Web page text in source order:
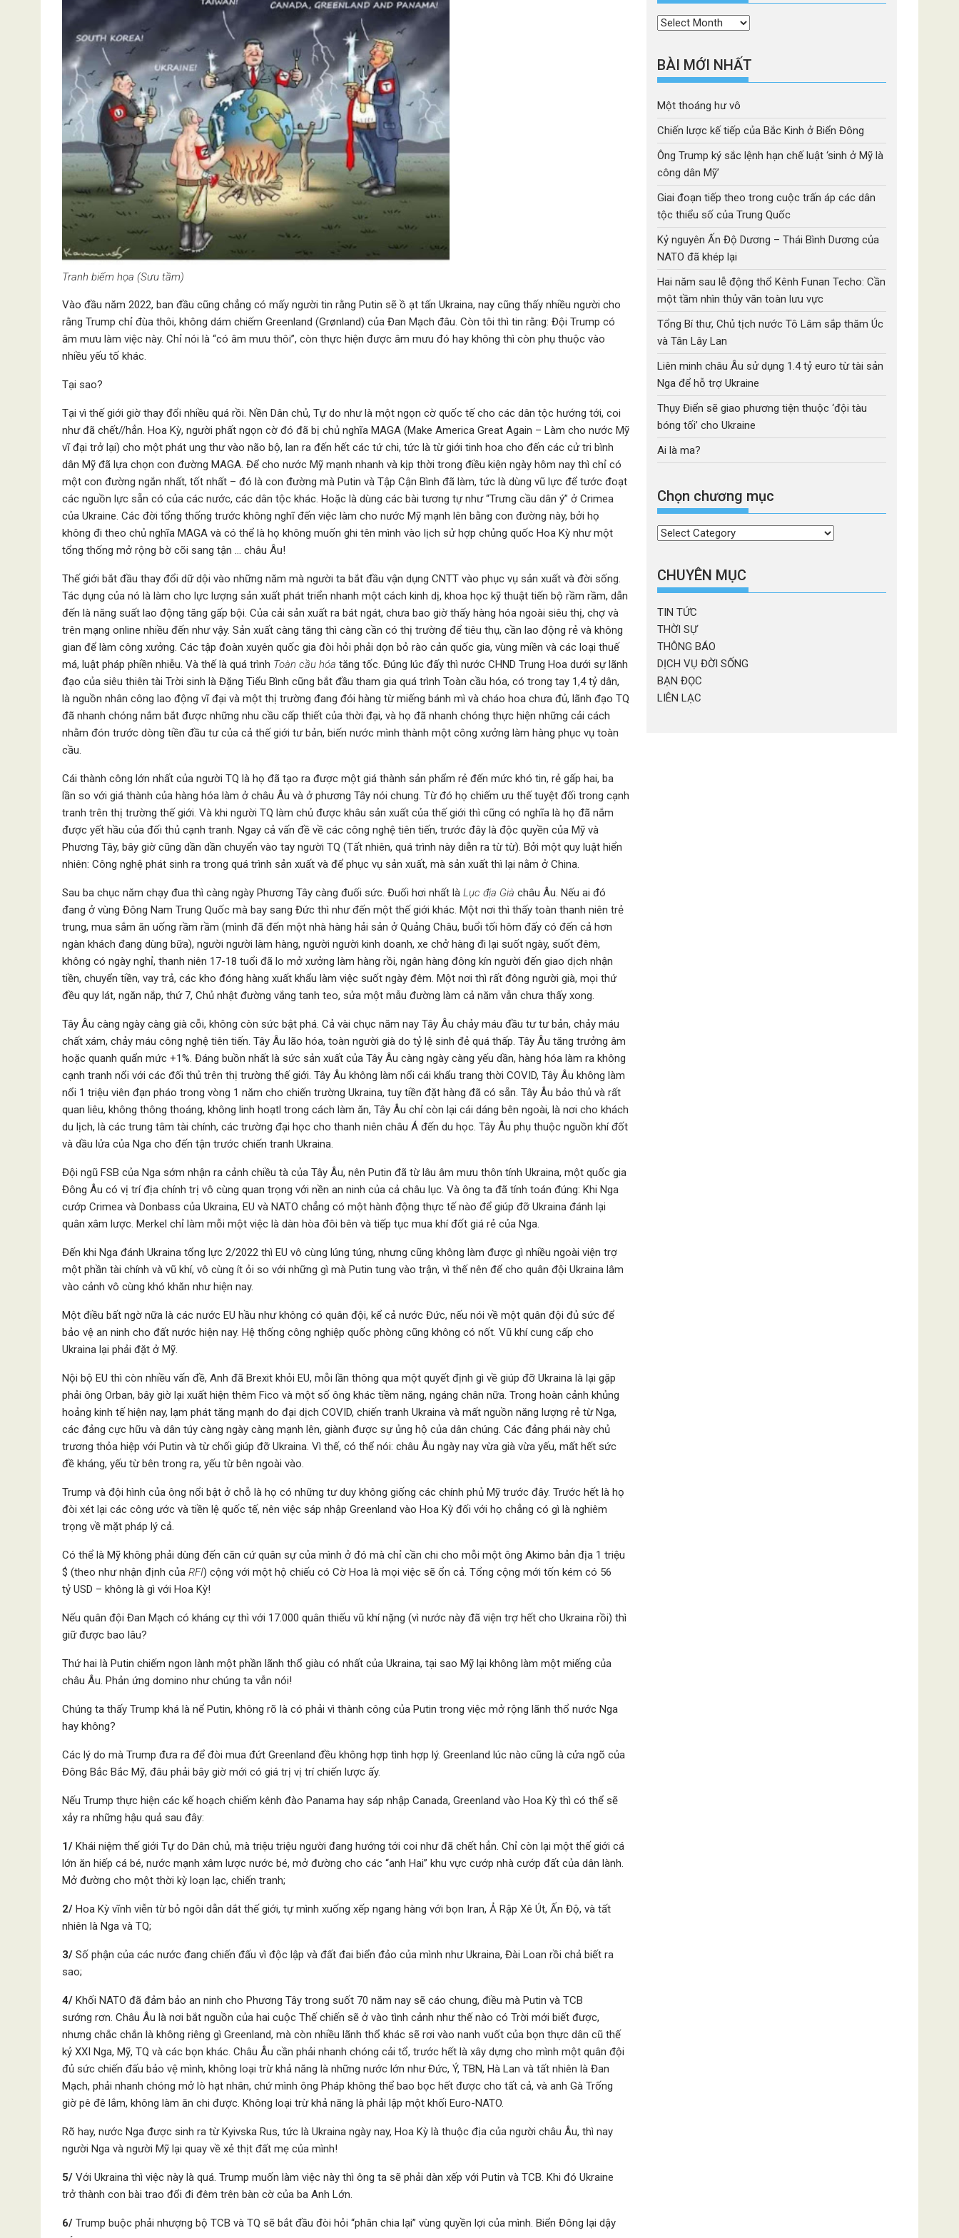
Tranh biếm họa (Sưu tầm)
Vào đầu năm 2022, ban đầu cũng chẳng có mấy người tin rằng Putin sẽ ồ ạt tấn Ukraina, nay cũng thấy nhiều người cho
rằng Trump chỉ đùa thôi, không dám chiếm Greenland (Grønland) của Đan Mạch đâu. Còn tôi thì tin rằng: Đội Trump có
âm mưu làm việc này. Chỉ nói là “có âm mưu thôi”, còn thực hiện được âm mưu đó hay không thì còn phụ thuộc vào
nhiều yếu tố khác.
Tại sao?
Tại vì thế giới giờ thay đổi nhiều quá rồi. Nền Dân chủ, Tự do như là một ngọn cờ quốc tế cho các dân tộc hướng tới, coi
như đã chết//hẳn. Hoa Kỳ, người phất ngọn cờ đó đã bị chủ nghĩa MAGA (Make America Great Again – Làm cho nước Mỹ
vĩ đại trở lại) cho một phát ung thư vào não bộ, lan ra đến hết các tứ chi, tức là từ giới tinh hoa cho đến các cử tri bình
dân Mỹ đã lựa chọn con đường MAGA. Để cho nước Mỹ mạnh nhanh và kịp thời trong điều kiện ngày hôm nay thì chỉ có
một con đường ngắn nhất, tốt nhất – đó là con đường mà Putin và Tập Cận Bình đã làm, tức là dùng vũ lực để tước đoạt
các nguồn lực sẵn có của các nước, các dân tộc khác. Hoặc là dùng các bài tương tự như “Trưng cầu dân ý” ở Crimea
của Ukraine. Các đời tổng thống trước không nghĩ đến việc làm cho nước Mỹ mạnh lên bằng con đường này, bởi họ
không đi theo chủ nghĩa MAGA và có thể là họ không muốn ghi tên mình vào lịch sử hợp chủng quốc Hoa Kỳ như một
tổng thống mở rộng bờ cõi sang tận … châu Âu!
Thế giới bắt đầu thay đổi dữ dội vào những năm mà người ta bắt đầu vận dụng CNTT vào phục vụ sản xuất và đời sống.
Tác dụng của nó là làm cho lực lượng sản xuất phát triển nhanh một cách kinh dị, khoa học kỹ thuật tiến bộ rầm rầm, dẫn
đến là năng suất lao động tăng gấp bội. Của cải sản xuất ra bát ngát, chưa bao giờ thấy hàng hóa ngoài siêu thị, chợ và
trên mạng online nhiều đến như vậy. Sản xuất càng tăng thì càng cần có thị trường để tiêu thụ, cần lao động rẻ và không
gian để làm công xưởng. Các tập đoàn xuyên quốc gia đòi hỏi phải dọn bỏ rào cản quốc gia, vùng miền và các loại thuế
má, luật pháp phiền nhiễu. Và thế là quá trình Toàn cầu hóa tăng tốc. Đúng lúc đấy thì nước CHND Trung Hoa dưới sự lãnh
đạo của siêu thiên tài Trời sinh là Đặng Tiểu Bình cũng bắt đầu tham gia quá trình Toàn cầu hóa, có trong tay 1,4 tỷ dân,
là nguồn nhân công lao động vĩ đại và một thị trường đang đói hàng từ miếng bánh mì và cháo hoa chưa đủ, lãnh đạo TQ
đã nhanh chóng nắm bắt được những nhu cầu cấp thiết của thời đại, và họ đã nhanh chóng thực hiện những cải cách
nhằm đón trước dòng tiền đầu tư của cả thế giới tư bản, biến nước mình thành một công xưởng làm hàng phục vụ toàn
cầu.
Cái thành công lớn nhất của người TQ là họ đã tạo ra được một giá thành sản phẩm rẻ đến mức khó tin, rẻ gấp hai, ba
lần so với giá thành của hàng hóa làm ở châu Âu và ở phương Tây nói chung. Từ đó họ chiếm ưu thế tuyệt đối trong cạnh
tranh trên thị trường thế giới. Và khi người TQ làm chủ được khâu sản xuất của thế giới thì cũng có nghĩa là họ đã nắm
được yết hầu của đối thủ cạnh tranh. Ngay cả vấn đề về các công nghệ tiên tiến, trước đây là độc quyền của Mỹ và
Phương Tây, bây giờ cũng dần dần chuyển vào tay người TQ (Tất nhiên, quá trình này diễn ra từ từ). Bởi một quy luật hiển
nhiên: Công nghệ phát sinh ra trong quá trình sản xuất và để phục vụ sản xuất, mà sản xuất thì lại nằm ở China.
Sau ba chục năm chạy đua thì càng ngày Phương Tây càng đuối sức. Đuối hơi nhất là Lục địa Già châu Âu. Nếu ai đó
đang ở vùng Đông Nam Trung Quốc mà bay sang Đức thì như đến một thế giới khác. Một nơi thì thấy toàn thanh niên trẻ
trung, mua sắm ăn uống rầm rầm (mình đã đến một nhà hàng hải sản ở Quảng Châu, buổi tối hôm đấy có đến cả hơn
ngàn khách đang dùng bữa), người người làm hàng, người người kinh doanh, xe chở hàng đi lại suốt ngày, suốt đêm,
không có ngày nghỉ, thanh niên 17-18 tuổi đã lo mở xưởng làm hàng rồi, ngân hàng đông kín người đến giao dịch nhận
tiền, chuyển tiền, vay trả, các kho đóng hàng xuất khẩu làm việc suốt ngày đêm. Một nơi thì rất đông người già, mọi thứ
đều quy lát, ngăn nắp, thứ 7, Chủ nhật đường vắng tanh teo, sửa một mẫu đường làm cả năm vẫn chưa thấy xong.
Tây Âu càng ngày càng già cỗi, không còn sức bật phá. Cả vài chục năm nay Tây Âu chảy máu đầu tư tư bản, chảy máu
chất xám, chảy máu công nghệ tiên tiến. Tây Âu lão hóa, toàn người già do tỷ lệ sinh đẻ quá thấp. Tây Âu tăng trưởng âm
hoặc quanh quẩn mức +1%. Đáng buồn nhất là sức sản xuất của Tây Âu càng ngày càng yếu dần, hàng hóa làm ra không
cạnh tranh nổi với các đối thủ trên thị trường thế giới. Tây Âu không làm nổi cái khẩu trang thời COVID, Tây Âu không làm
nổi 1 triệu viên đạn pháo trong vòng 1 năm cho chiến trường Ukraina, tuy tiền đặt hàng đã có sẵn. Tây Âu bảo thủ và rất
quan liêu, không thông thoáng, không linh hoạtl trong cách làm ăn, Tây Âu chỉ còn lại cái dáng bên ngoài, là nơi cho khách
du lịch, là các trung tâm tài chính, các trường đại học cho thanh niên châu Á đến du học. Tây Âu phụ thuộc nguồn khí đốt
và dầu lửa của Nga cho đến tận trước chiến tranh Ukraina.
Đội ngũ FSB của Nga sớm nhận ra cảnh chiều tà của Tây Âu, nên Putin đã từ lâu âm mưu thôn tính Ukraina, một quốc gia
Đông Âu có vị trí địa chính trị vô cùng quan trọng với nền an ninh của cả châu lục. Và ông ta đã tính toán đúng: Khi Nga
cướp Crimea và Donbass của Ukraina, EU và NATO chẳng có một hành động thực tế nào để giúp đỡ Ukraina đánh lại
quân xâm lược. Merkel chỉ làm mỗi một việc là dàn hòa đôi bên và tiếp tục mua khí đốt giá rẻ của Nga.
Đến khi Nga đánh Ukraina tổng lực 2/2022 thì EU vô cùng lúng túng, nhưng cũng không làm được gì nhiều ngoài viện trợ
một phần tài chính và vũ khí, vô cùng ít ỏi so với những gì mà Putin tung vào trận, vì thế nên để cho quân đội Ukraina lâm
vào cảnh vô cùng khó khăn như hiện nay.
Một điều bất ngờ nữa là các nước EU hầu như không có quân đội, kể cả nước Đức, nếu nói về một quân đội đủ sức để
bảo vệ an ninh cho đất nước hiện nay. Hệ thống công nghiệp quốc phòng cũng không có nốt. Vũ khí cung cấp cho
Ukraina lại phải đặt ở Mỹ.
Nội bộ EU thì còn nhiều vấn đề, Anh đã Brexit khỏi EU, mỗi lần thông qua một quyết định gì về giúp đỡ Ukraina là lại gặp
phải ông Orban, bây giờ lại xuất hiện thêm Fico và một số ông khác tiềm năng, ngáng chân nữa. Trong hoàn cảnh khủng
hoảng kinh tế hiện nay, lạm phát tăng mạnh do đại dịch COVID, chiến tranh Ukraina và mất nguồn năng lượng rẻ từ Nga,
các đảng cực hữu và dân túy càng ngày càng mạnh lên, giành được sự ủng hộ của dân chúng. Các đảng phái này chủ
trương thỏa hiệp với Putin và từ chối giúp đỡ Ukraina. Vì thế, có thể nói: châu Âu ngày nay vừa già vừa yếu, mất hết sức
đề kháng, yếu từ bên trong ra, yếu từ bên ngoài vào.
Trump và đội hình của ông nổi bật ở chỗ là họ có những tư duy không giống các chính phủ Mỹ trước đây. Trước hết là họ
đòi xét lại các công ước và tiền lệ quốc tế, nên việc sáp nhập Greenland vào Hoa Kỳ đối với họ chẳng có gì là nghiêm
trọng về mặt pháp lý cả.
Có thể là Mỹ không phải dùng đến căn cứ quân sự của mình ở đó mà chỉ cần chi cho mỗi một ông Akimo bản địa 1 triệu
$ (theo như nhận định của RFI) cộng với một hộ chiếu có Cờ Hoa là mọi việc sẽ ổn cả. Tổng cộng mới tốn kém có 56
tỷ USD – không là gì với Hoa Kỳ!
Nếu quân đội Đan Mạch có kháng cự thì với 17.000 quân thiếu vũ khí nặng (vì nước này đã viện trợ hết cho Ukraina rồi) thì
giữ được bao lâu?
Thứ hai là Putin chiếm ngon lành một phần lãnh thổ giàu có nhất của Ukraina, tại sao Mỹ lại không làm một miếng của
châu Âu. Phản ứng domino như chúng ta vẫn nói!
Chúng ta thấy Trump khá là nể Putin, không rõ là có phải vì thành công của Putin trong việc mở rộng lãnh thổ nước Nga
hay không?
Các lý do mà Trump đưa ra để đòi mua đứt Greenland đều không hợp tình hợp lý. Greenland lúc nào cũng là cửa ngõ của
Đông Bắc Bắc Mỹ, đâu phải bây giờ mới có giá trị vị trí chiến lược ấy.
Nếu Trump thực hiện các kế hoạch chiếm kênh đào Panama hay sáp nhập Canada, Greenland vào Hoa Kỳ thì có thể sẽ
xảy ra những hậu quả sau đây:
1/ Khái niệm thế giới Tự do Dân chủ, mà triệu triệu người đang hướng tới coi như đã chết hẳn. Chỉ còn lại một thế giới cá
lớn ăn hiếp cá bé, nước mạnh xâm lược nước bé, mở đường cho các “anh Hai” khu vực cướp nhà cướp đất của dân lành.
Mở đường cho một thời kỳ loạn lạc, chiến tranh;
2/ Hoa Kỳ vĩnh viễn từ bỏ ngôi dẫn dắt thế giới, tự mình xuống xếp ngang hàng với bọn Iran, Ả Rập Xê Út, Ấn Độ, và tất
nhiên là Nga và TQ;
3/ Số phận của các nước đang chiến đấu vì độc lập và đất đai biển đảo của mình như Ukraina, Đài Loan rồi chả biết ra
sao;
4/ Khối NATO đã đảm bảo an ninh cho Phương Tây trong suốt 70 năm nay sẽ cáo chung, điều mà Putin và TCB
sướng rơn. Châu Âu là nơi bắt nguồn của hai cuộc Thế chiến sẽ ở vào tình cảnh như thế nào có Trời mới biết được,
nhưng chắc chắn là không riêng gì Greenland, mà còn nhiều lãnh thổ khác sẽ rơi vào nanh vuốt của bọn thực dân cũ thế
kỷ XXI Nga, Mỹ, TQ và các bọn khác. Châu Âu cần phải nhanh chóng cải tổ, trước hết là xây dựng cho mình một quân đội
đủ sức chiến đấu bảo vệ mình, không loại trừ khả năng là những nước lớn như Đức, Ý, TBN, Hà Lan và tất nhiên là Đan
Mạch, phải nhanh chóng mở lò hạt nhân, chứ mình ông Pháp không thể bao bọc hết được cho tất cả, và anh Gà Trống
giờ pê đê lắm, không làm ăn chi được. Không loại trừ khả năng là phải lập một khối Euro-NATO.
Rõ hay, nước Nga được sinh ra từ Kyivska Rus, tức là Ukraina ngày nay, Hoa Kỳ là thuộc địa của người châu Âu, thì nay
người Nga và người Mỹ lại quay về xẻ thịt đất mẹ của mình!
5/ Với Ukraina thì việc này là quá. Trump muốn làm việc này thì ông ta sẽ phải dàn xếp với Putin và TCB. Khi đó Ukraine
trở thành con bài trao đổi đi đêm trên bàn cờ của ba Anh Lớn.
6/ Trump buộc phải nhượng bộ TCB và TQ sẽ bắt đầu đòi hỏi “phân chia lại” vùng quyền lợi của mình. Biển Đông lại dậy
Thời
BÀI MỚI NHẤT
Một thoáng hư vô
Chiến lược kế tiếp của Bắc Kinh ở Biển Đông
Ông Trump ký sắc lệnh hạn chế luật ‘sinh ở Mỹ là
công dân Mỹ’
Giai đoạn tiếp theo trong cuộc trấn áp các dân
tộc thiểu số của Trung Quốc
Kỷ nguyên Ấn Độ Dương – Thái Bình Dương của
NATO đã khép lại
Hai năm sau lễ động thổ Kênh Funan Techo: Cần
một tầm nhìn thủy văn toàn lưu vực
Tổng Bí thư, Chủ tịch nước Tô Lâm sắp thăm Úc
và Tân Lây Lan
Liên minh châu Âu sử dụng 1.4 tỷ euro từ tài sản
Nga để hỗ trợ Ukraine
Thụy Điển sẽ giao phương tiện thuộc ‘đội tàu
bóng tối’ cho Ukraine
Ai là ma?
Chọn chương mục
Chọn
mục
CHUYÊN MỤC
TIN TỨC
THỜI SỰ
THÔNG BÁO
DỊCH VỤ ĐỜI SỐNG
BẠN ĐỌC
LIÊN LẠC